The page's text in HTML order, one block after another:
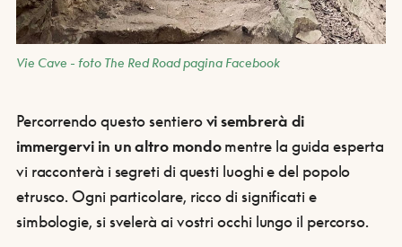
Vie Cave - foto The Red Road pagina Facebook
Percorrendo questo sentierovi sembrerà di
immergervi in un altro mondomentre la guida esperta
vi racconterà i segreti di questi luoghi e del popolo
etrusco. Ogni particolare, ricco di significati e
simbologie, si svelerà ai vostri occhi lungo il percorso.